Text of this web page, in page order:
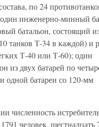
по 24
инженерно-минный
батальон, состоящий
танков Т-34 в каждой) и
Т-40 или Т-60); один
из двух батарей по
одной батареи со 120-мм
численность
человек,